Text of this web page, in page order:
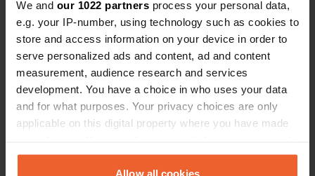
We and our 1022 partners process your personal data,
e.g. your IP-number, using technology such as cookies to
store and access information on your device in order to
serve personalized ads and content, ad and content
measurement, audience research and services
development. You have a choice in who uses your data
and for what purposes. Your privacy choices are only
applicable on this digital property where you have made
any time from the Cookie Declaration or by clicking on
the Privacy trigger icon.Allow all cookies
schade ontstaan aan mijn camper
doo
Contact
Locatie
Punta Umbría, Spanje